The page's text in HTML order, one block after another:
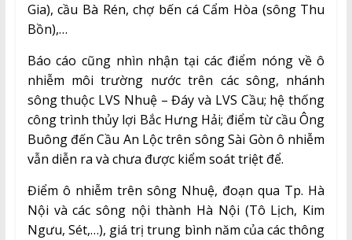
Gia), cầu Bà Rén, chợ bến cá Cẩm Hòa (sông Thu
Bồn),…
Báo cáo cũng nhìn nhận tại các điểm nóng về ô
nhiễm môi trường nước trên các sông, nhánh
sông thuộc LVS Nhuệ – Đáy và LVS Cầu; hệ thống
công trình thủy lợi Bắc Hưng Hải; điểm từ cầu Ông
Buông đến Cầu An Lộc trên sông Sài Gòn ô nhiễm
vẫn diễn ra và chưa được kiểm soát triệt để.
Điểm ô nhiễm trên sông Nhuệ, đoạn qua Tp. Hà
Nội và các sông nội thành Hà Nội (Tô Lịch, Kim
Ngưu, Sét,…), giá trị trung bình năm của các thông